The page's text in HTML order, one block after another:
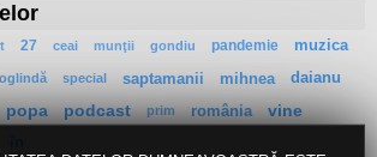
27 ceai munţii gondiu pandemie muzica
oglindă special saptamanii mihnea daianu
popa podcast prim românia vine